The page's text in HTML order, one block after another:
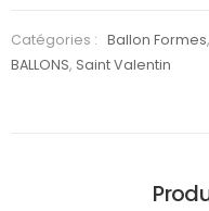
Catégories : Ballon Formes
BALLONS, Saint Valentin